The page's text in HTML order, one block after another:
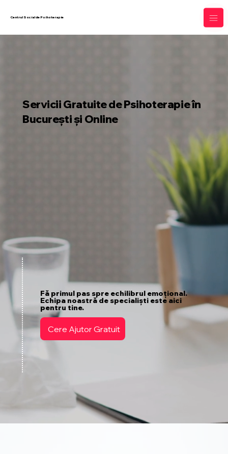
Centrul Social de Psihoterapie
Servicii Gratuite de Psihoterapie în
București și Online
Fă primul pas spre echilibrul emoțional.
Echipa noastră de specialiști este aici
pentru tine.
Cere Ajutor Gratuit